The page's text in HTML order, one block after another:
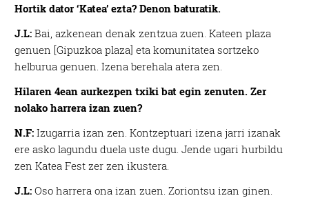
Hortik dator ‘Katea’ ezta? Denon baturatik.
J.L: Bai, azkenean denak zentzua zuen. Kateen plaza
genuen [Gipuzkoa plaza] eta komunitatea sortzeko
helburua genuen. Izena berehala atera zen.
Hilaren 4ean aurkezpen txiki bat egin zenuten. Zer
nolako harrera izan zuen?
N.F: Izugarria izan zen. Kontzeptuari izena jarri izanak
ere asko lagundu duela uste dugu. Jende ugari hurbildu
zen Katea Fest zer zen ikustera.
J.L: Oso harrera ona izan zuen. Zoriontsu izan ginen.